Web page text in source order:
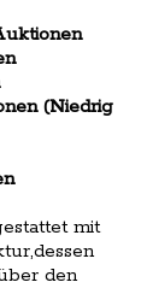
(Niedrig
mit
den